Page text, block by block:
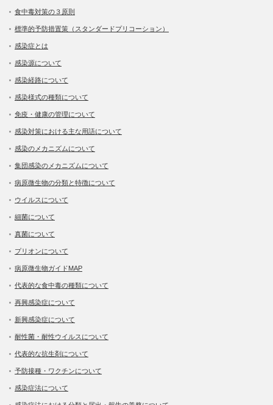
食中毒対策の３原則
標準的予防措置策（スタンダードプリコーション）
感染症とは
感染源について
感染経路について
感染様式の種類について
免疫・健康の管理について
感染対策における主な用語について
感染のメカニズムについて
集団感染のメカニズムについて
病原微生物の分類と特徴について
ウイルスについて
細菌について
真菌について
プリオンについて
病原微生物ガイドMAP
代表的な食中毒の種類について
再興感染症について
新興感染症について
耐性菌・耐性ウイルスについて
代表的な抗生剤について
予防接種・ワクチンについて
感染症法について